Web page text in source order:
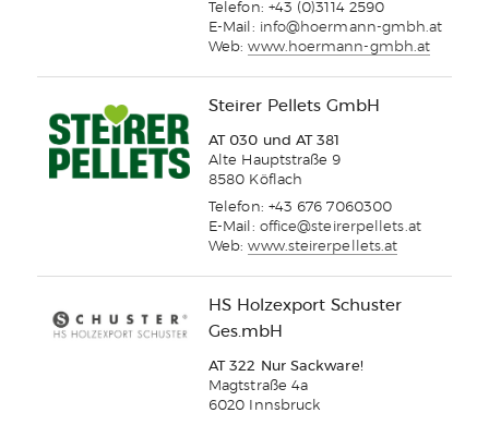
Telefon: +43 (0)3114 2590
E-Mail: info@hoermann-gmbh.at
Web:www.hoermann-gmbh.at
Steirer Pellets GmbH
AT 030 und AT 381
Alte Hauptstraße 9
8580 Köflach
Telefon: +43 676 7060300
E-Mail: office@steirerpellets.at
Web:www.steirerpellets.at
HS Holzexport Schuster
Ges.mbH
AT 322 Nur Sackware!
Magtstraße 4a
6020 Innsbruck